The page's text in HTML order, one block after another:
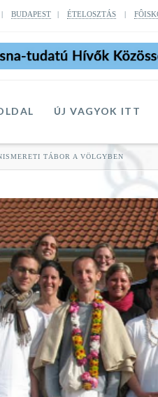
BUDAPEST| ÉTELOSZTÁS|
ÚJ VAGYOK ITT
TÁBOR A VÖLGYBEN